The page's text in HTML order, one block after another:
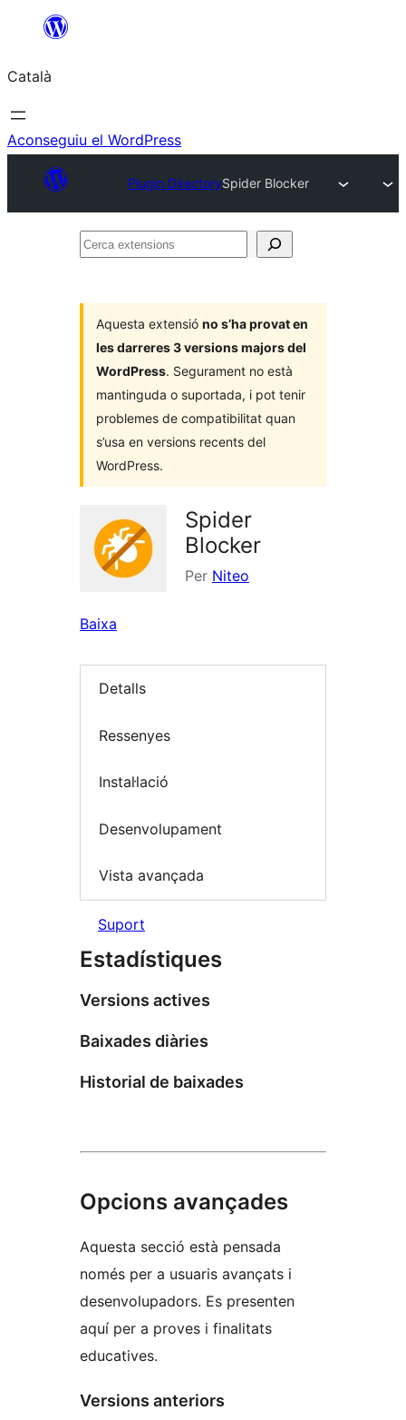
contingut
Català
Aconseguiu el WordPress
Plugin DirectorySpider Blocker
Cerca
Aquesta extensió no s’ha provat en
les darreres 3 versions majors del
WordPress. Segurament no està
mantinguda o suportada, i pot tenir
problemes de compatibilitat quan
s’usa en versions recents del
WordPress.
Spider
Blocker
Per Niteo
Baixa
Detalls
Ressenyes
Instal·lació
Desenvolupament
Vista avançada
Suport
Estadístiques
Versions actives
Baixades diàries
Historial de baixades
Opcions avançades
Aquesta secció està pensada
només per a usuaris avançats i
desenvolupadors. Es presenten
aquí per a proves i finalitats
educatives.
Versions anteriors